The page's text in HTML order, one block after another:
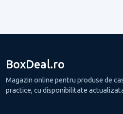
BoxDeal.ro
Magazin online pentru produse de
practice, cu disponibilitate